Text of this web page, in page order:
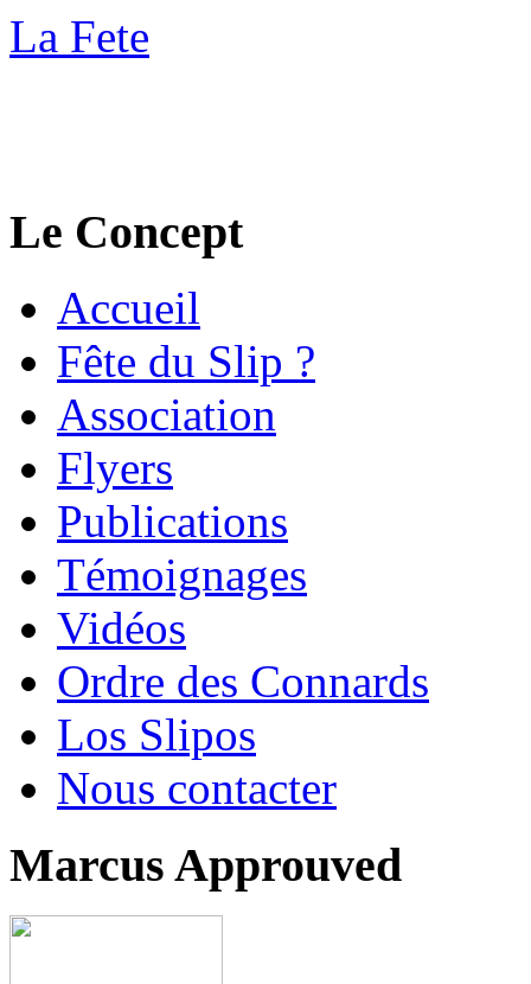
La Fete
Le Concept
Accueil
Fête du Slip ?
Association
Flyers
Publications
Témoignages
Vidéos
Ordre des Connards
Los Slipos
Nous contacter
Marcus Approuved